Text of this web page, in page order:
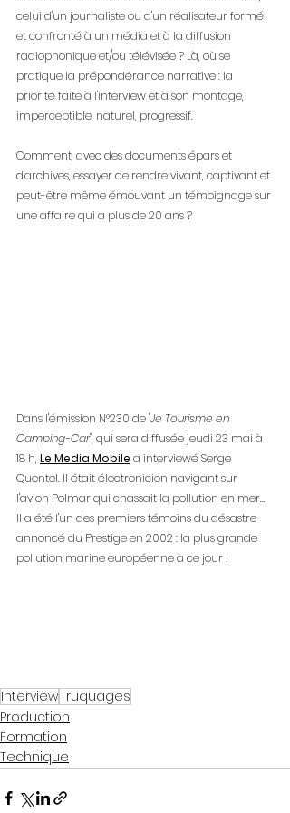
celui d'un journaliste ou d'un réalisateur formé
et confronté à un média et à la diffusion
radiophonique et/ou télévisée ? Là, où se
pratique la prépondérance narrative : la
priorité faite à l'interview et à son montage,
imperceptible, naturel, progressif.
Comment, avec des documents épars et
d'archives, essayer de rendre vivant, captivant et
peut-être même émouvant un témoignage sur
une affaire qui a plus de 20 ans ?
Dans l'émission N°230 de "Je Tourisme en
Camping-Car", qui sera diffusée jeudi 23 mai à
18 h, Le Media Mobile a interviewé Serge
Quentel. Il était électronicien navigant sur
l'avion Polmar qui chassait la pollution en mer...
Il a été l'un des premiers témoins du désastre
annoncé du Prestige en 2002 : la plus grande
pollution marine européenne à ce jour !
InterviewTruquages
Production
Formation
Technique